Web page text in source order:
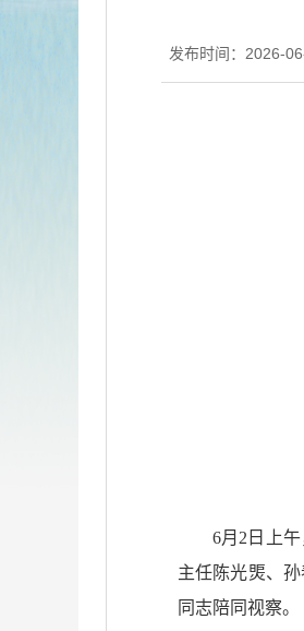
发布时间：2026-
6月2日上
主任陈光煚、
同志陪同视察。